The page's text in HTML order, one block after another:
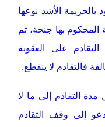
بالجريمة الأشد نوعها
المحكوم بها جنحة، ثم
على العقوبة
فالتقادم لا ينقطع.
التقادم إلى ما لا
إلى وقف التقادم